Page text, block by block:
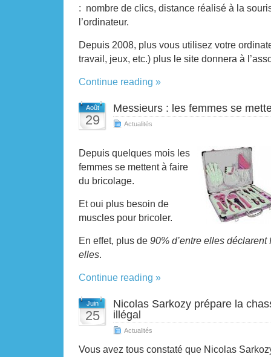
: nombre de clics, distance réalisé à la
l’ordinateur.
Depuis 2008, plus vous utilisez votre
travail, jeux, etc.) plus le site donnera à
Continue reading »
Août
29
Messieurs : les femmes se
Actualités
Depuis quelques mois les
femmes se mettent à faire
du bricolage.
Et oui plus besoin de
muscles pour bricoler.
En effet, plus de 90% d’entre elles
elles.
Continue reading »
Juin
25
Nicolas Sarkozy prépare la
illégal
Actualités
Vous avez tous constaté que Nicolas